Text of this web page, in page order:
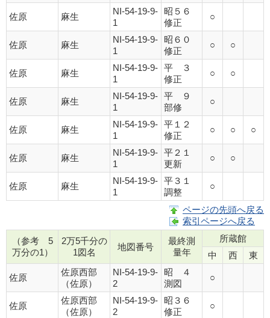
佐原 麻生
NI-54-19-9-
1
昭５６
修正
○
佐原 麻生
NI-54-19-9-
1
昭６０
修正
○ ○
佐原 麻生
NI-54-19-9-
1
平 ３
修正
○ ○
佐原 麻生
NI-54-19-9-
1
平 ９
部修
○
佐原 麻生
NI-54-19-9-
1
平１２
修正
○ ○ ○
佐原 麻生
NI-54-19-9-
1
平２１
更新
○ ○
佐原 麻生
NI-54-19-9-
1
平３１
調整
○
ページの先頭へ戻る
索引ページへ戻る
（参考 5
万分の1）
2万5千分の
1図名
地図番号
最終測
量年
所蔵館
中
西 東
佐原
佐原西部
（佐原）
NI-54-19-9-
2
昭 ４
測図
○
佐原
佐原西部
（佐原）
NI-54-19-9-
2
昭３６
修正
○